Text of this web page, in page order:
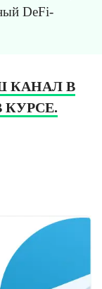
DeFi-
КАНАЛ В
КУРСЕ.